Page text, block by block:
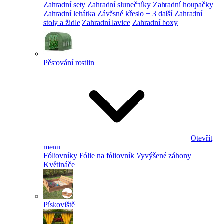
Zahradní sety Zahradní slunečníky Zahradní houpačky
Zahradní lehátka Závěsné křeslo + 3 další Zahradní
stoly a židle Zahradní lavice Zahradní boxy
Pěstování rostlin
Otevřít
menu
Fóliovníky Fólie na fóliovník Vyvýšené záhony
Květináče
Pískoviště